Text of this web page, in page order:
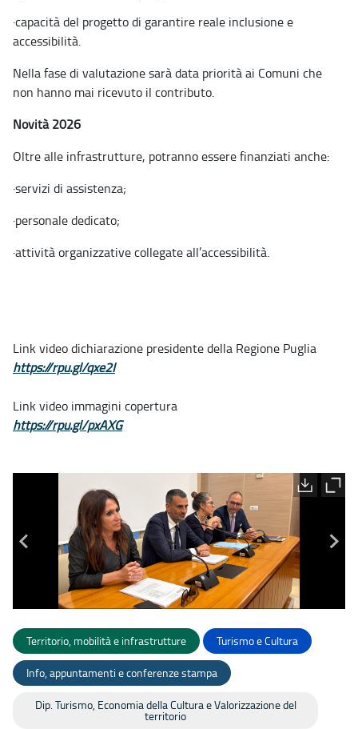
·capacità del progetto di garantire reale inclusione e
accessibilità.
Nella fase di valutazione sarà data priorità ai Comuni che
non hanno mai ricevuto il contributo.
Novità 2026
Oltre alle infrastrutture, potranno essere finanziati anche:
·servizi di assistenza;
·personale dedicato;
·attività organizzative collegate all’accessibilità.
Link video dichiarazione presidente della Regione Puglia
https://rpu.gl/qxe2I
Link video immagini copertura
https://rpu.gl/pxAXG
Territorio, mobilità e infrastrutture Turismo e Cultura
Info, appuntamenti e conferenze stampa
Dip. Turismo, Economia della Cultura e Valorizzazione del
territorio